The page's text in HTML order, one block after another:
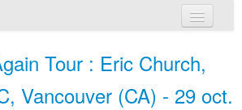
Tour : Eric Church,
Vancouver (CA) - 29 oct.